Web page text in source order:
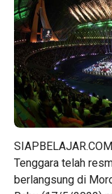
Tenggara telah
berlangsung di